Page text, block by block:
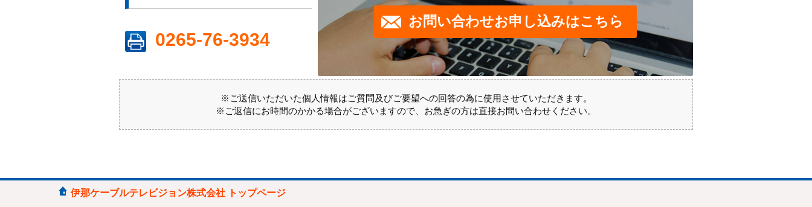
0265-76-3934
お問い合わせお申し込みはこちら
※ご送信いただいた個人情報はご質問及びご要望への回答の為に使用させていただきます。
※ご返信にお時間のかかる場合がございますので、お急ぎの方は直接お問い合わせください。
伊那ケーブルテレビジョン株式会社 トップページ